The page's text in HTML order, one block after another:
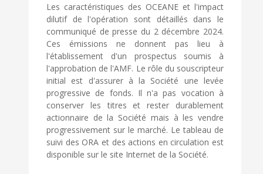
Les caractéristiques des OCEANE et l'impact
dilutif de l'opération sont détaillés dans le
communiqué de presse du 2 décembre 2024.
Ces émissions ne donnent pas lieu à
l'établissement d'un prospectus soumis à
l'approbation de l'AMF. Le rôle du souscripteur
initial est d'assurer à la Société une levée
progressive de fonds. Il n'a pas vocation à
conserver les titres et rester durablement
actionnaire de la Société mais à les vendre
progressivement sur le marché. Le tableau de
suivi des ORA et des actions en circulation est
disponible sur le site Internet de la Société.